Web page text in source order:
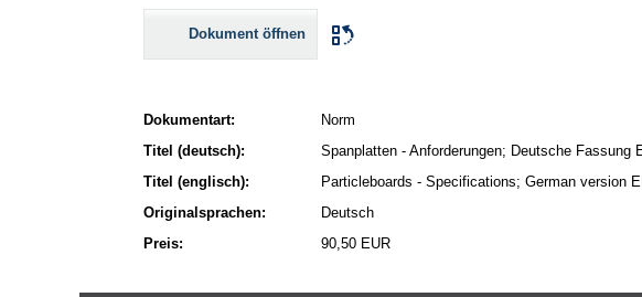
Dokument öffnen
Dokumentart:
Norm
Titel (deutsch):
Spanplatten - Anforderungen; Deutsche Fassung
Titel (englisch):
Particleboards - Specifications; German version
Originalsprachen:
Deutsch
Preis:
90,50 EUR